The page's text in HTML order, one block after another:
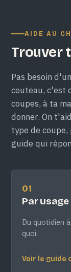
AIDE AU
Trouver
Pas besoin
couteau, c'est
coupes, à ta
donner. On
type de
guide qui
01
Par usage
Du quotidien
quoi.
Voir le guide